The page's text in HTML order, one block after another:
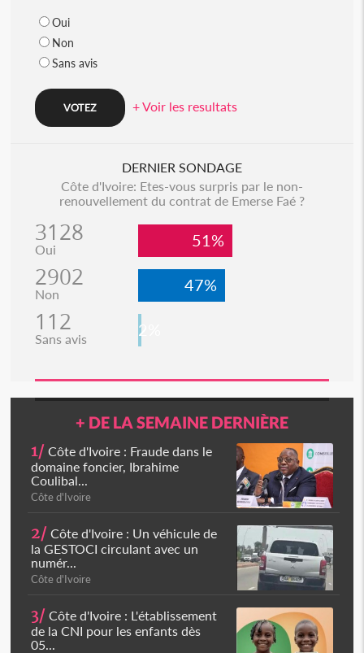
Oui
Non
Sans avis
+ Voir les resultats
DERNIER SONDAGE
Côte d'Ivoire: Etes-vous surpris par le non-
renouvellement du contrat de Emerse Faé ?
3128
Oui 51%
2902
Non 47%
112
Sans avis 2%
+ DE LA SEMAINE DERNIÈRE
1/ Côte d'Ivoire : Fraude dans le
domaine foncier, Ibrahime
Coulibal...
Côte d'Ivoire
2/ Côte d'Ivoire : Un véhicule de
la GESTOCI circulant avec un
numér...
Côte d'Ivoire
3/ Côte d'Ivoire : L'établissement
de la CNI pour les enfants dès
05...